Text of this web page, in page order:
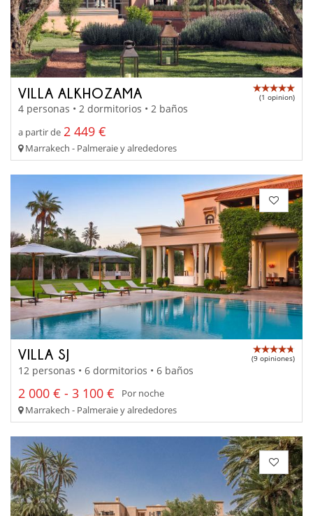
VILLA ALKHOZAMA (1 opinion)
4 personas • 2 dormitorios • 2 baños
a partir de 2 449 €
Marrakech - Palmeraie y alrededores
VILLA SJ (9 opiniones)
12 personas • 6 dormitorios • 6 baños
2 000 € - 3 100 €
Por noche
Marrakech - Palmeraie y alrededores